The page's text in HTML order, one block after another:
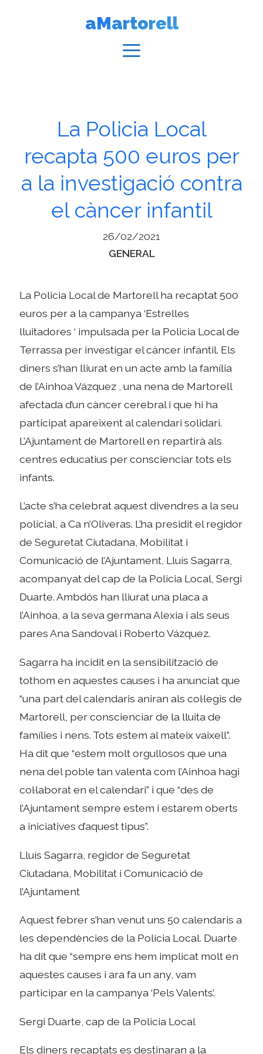
aMartorell
La Policia Local
recapta 500 euros per
a la investigació contra
el càncer infantil
26/02/2021
Categories
GENERAL
La Policia Local de Martorell ha recaptat 500
euros per a la campanya ‘Estrelles
lluitadores ‘ impulsada per la Policia Local de
Terrassa per investigar el càncer infantil. Els
diners s’han lliurat en un acte amb la família
de l’Ainhoa Vázquez , una nena de Martorell
afectada d’un càncer cerebral i que hi ha
participat apareixent al calendari solidari.
L’Ajuntament de Martorell en repartirà als
centres educatius per conscienciar tots els
infants.
L’acte s’ha celebrat aquest divendres a la seu
policial, a Ca n’Oliveras. L’ha presidit el regidor
de Seguretat Ciutadana, Mobilitat i
Comunicació de l’Ajuntament, Lluís Sagarra,
acompanyat del cap de la Policia Local, Sergi
Duarte. Ambdós han lliurat una placa a
l’Ainhoa, a la seva germana Alexia i als seus
pares Ana Sandoval i Roberto Vázquez.
Sagarra ha incidit en la sensibilització de
tothom en aquestes causes i ha anunciat que
“una part del calendaris aniran als col·legis de
Martorell, per conscienciar de la lluita de
famílies i nens. Tots estem al mateix vaixell”.
Ha dit que “estem molt orgullosos que una
nena del poble tan valenta com l’Ainhoa hagi
col·laborat en el calendari” i que “des de
l’Ajuntament sempre estem i estarem oberts
a iniciatives d’aquest tipus”.
Lluís Sagarra, regidor de Seguretat
Ciutadana, Mobilitat i Comunicació de
l’Ajuntament
Aquest febrer s’han venut uns 50 calendaris a
les dependències de la Policia Local. Duarte
ha dit que “sempre ens hem implicat molt en
aquestes causes i ara fa un any, vam
participar en la campanya ‘Pels Valents’.
Sergi Duarte, cap de la Policia Local
Els diners recaptats es destinaran a la